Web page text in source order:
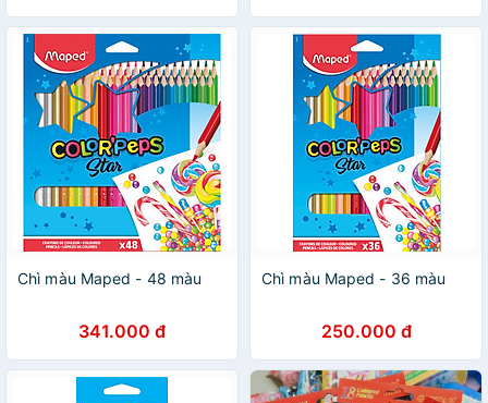
Chì màu Maped - 48 màu
341.000 đ
Chì màu Maped - 36 màu
250.000 đ